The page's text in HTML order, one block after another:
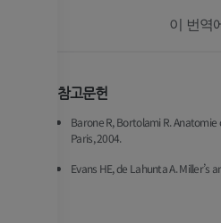
이 번역
참고문헌
Barone R, Bortolami R.
Paris, 2004.
Evans HE, de Lahunta A. Miller’s